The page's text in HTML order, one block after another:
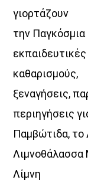
γιορτάζουν
την
καθαρισμούς,
ξεναγήσεις,
περιηγήσεις
Παμβώτιδα, το
Λιμνοθάλασσα
Λίμνη